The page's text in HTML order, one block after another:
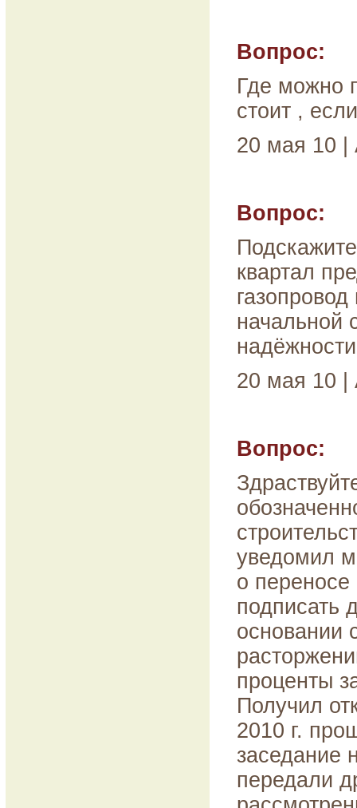
Вопрос:
Где можно
стоит ,
20 мая 10 |
Вопрос:
квартал
начальной
20 мая 10 |
Вопрос:
уведомил
о
подписать
основании
проценты
Получил
2010 г.
заседание
передали